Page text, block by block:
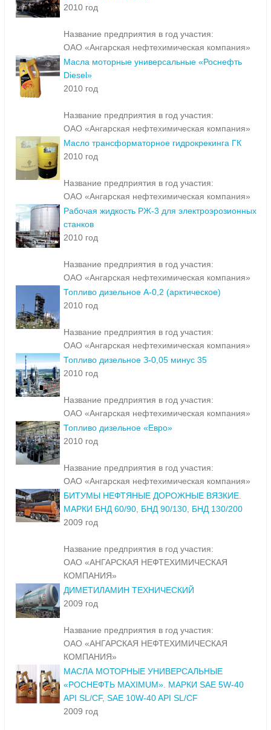
2010 год
Название предприятия в год участия:
ОАО «Ангарская нефтехимическая компания»
Масла моторные универсальные «Роснефть
Diesel»
2010 год
Название предприятия в год участия:
ОАО «Ангарская нефтехимическая компания»
Масло трансформаторное гидрокрекинга ГК
2010 год
Название предприятия в год участия:
ОАО «Ангарская нефтехимическая компания»
Рабочая жидкость РЖ-3 для электроэрозионных
станков
2010 год
Название предприятия в год участия:
ОАО «Ангарская нефтехимическая компания»
Топливо дизельное А-0,2 (арктическое)
2010 год
Название предприятия в год участия:
ОАО «Ангарская нефтехимическая компания»
Топливо дизельное З-0,05 минус 35
2010 год
Название предприятия в год участия:
ОАО «Ангарская нефтехимическая компания»
Топливо дизельное «Евро»
2010 год
Название предприятия в год участия:
ОАО «Ангарская нефтехимическая компания»
БИТУМЫ НЕФТЯНЫЕ ДОРОЖНЫЕ ВЯЗКИЕ.
МАРКИ БНД 60/90, БНД 90/130, БНД 130/200
2009 год
Название предприятия в год участия:
ОАО «АНГАРСКАЯ НЕФТЕХИМИЧЕСКАЯ
КОМПАНИЯ»
ДИМЕТИЛАМИН ТЕХНИЧЕСКИЙ
2009 год
Название предприятия в год участия:
ОАО «АНГАРСКАЯ НЕФТЕХИМИЧЕСКАЯ
КОМПАНИЯ»
МАСЛА МОТОРНЫЕ УНИВЕРСАЛЬНЫЕ
«РОСНЕФТЬ MAXIMUM». МАРКИ SAE 5W-40
API SL/CF, SAE 10W-40 API SL/CF
2009 год